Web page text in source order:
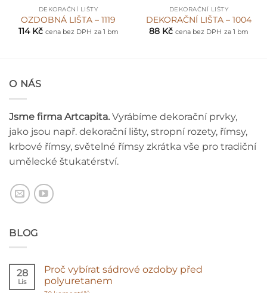
DEKORAČNÍ LIŠTY
OZDOBNÁ LIŠTA – 1119
114 Kč cena bez DPH za 1 bm
DEKORAČNÍ LIŠTY
DEKORAČNÍ LIŠTA – 1004
88 Kč cena bez DPH za 1 bm
O NÁS
Jsme firma Artcapita. Vyrábíme dekorační prvky,
jako jsou např. dekorační lišty, stropní rozety, římsy,
krbové římsy, světelné římsy zkrátka vše pro tradiční
umělecké štukatérství.
BLOG
28
Lis
Proč vybírat sádrové ozdoby před
polyuretanem